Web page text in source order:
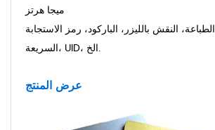
ميجا هرتز
الطباعة، النقش بالليزر، الباركود، رمز الاستجابة
السريعة، UID، الخ.
عرض المنتج